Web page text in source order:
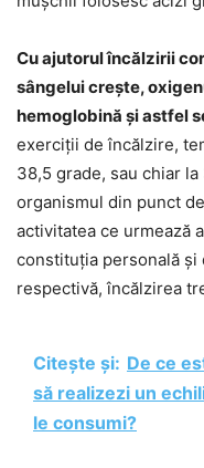
Cu ajutorul încălzirii
sângelui crește,
hemoglobină și astfel
exerciții de încălzire,
38,5 grade, sau chiar
organismul din punct
activitatea ce urmează
constituția personală
respectivă, încălzirea
Citește și: De ce
să realizezi un
le consumi?